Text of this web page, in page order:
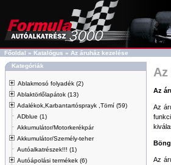
Főoldal » Katalógus » Az áruház kezelése
Kategóriák
Ablakmosó folyadék (2)
Ablaktörlőlapátok (13)
Adalékok,Karbantartósprayk ,Tömí (59)
ADblue (1)
Akkumulátor/Motorkerékpár
Akkumulátor/Személy-teher
Autóalkatrészek!!! (1)
Autóápolási termékek (6)
Az
Az
Az